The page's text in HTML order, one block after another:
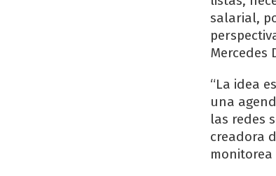
salarial,
“La idea
una
las redes
creadora